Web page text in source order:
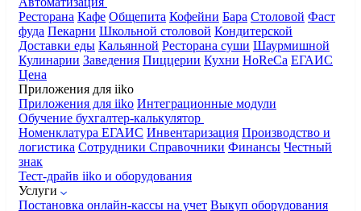
Ресторана Кафе Общепита Кофейни Бара Столовой Фаст
фуда Пекарни Школьной столовой Кондитерской
Доставки еды Кальянной Ресторана суши Шаурмишной
Кулинарии Заведения Пиццерии Кухни HoReCa ЕГАИС
Цена
Приложения для iiko
Приложения для iiko Интеграционные модули
Обучение бухгалтер-калькулятор
Номенклатура ЕГАИС Инвентаризация Производство и
логистика Сотрудники Справочники Финансы Честный
знак
Тест-драйв iiko и оборудования
Услуги
Постановка онлайн-кассы на учет Выкуп оборудования